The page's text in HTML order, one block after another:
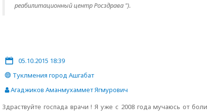
реабилитационный центр Росздрава ").
05.10.2015 18:39
Туклмения город Ашгабат
Агаджиков Аманмухаммет Ягмурович
Здраствуйте госпада врачи ! Я уже с 2008 года мучаюсь от боли